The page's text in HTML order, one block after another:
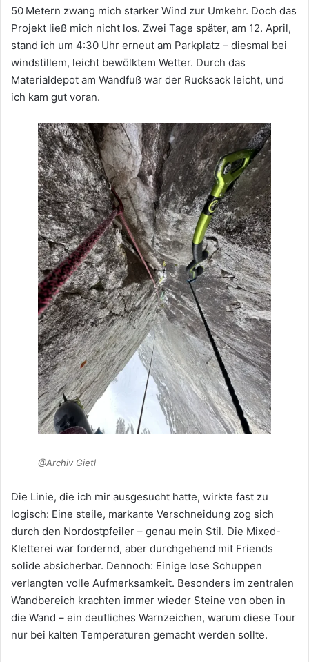
50 Metern zwang mich starker Wind zur Umkehr. Doch das
Projekt ließ mich nicht los. Zwei Tage später, am 12. April,
stand ich um 4:30 Uhr erneut am Parkplatz – diesmal bei
windstillem, leicht bewölktem Wetter. Durch das
Materialdepot am Wandfuß war der Rucksack leicht, und
ich kam gut voran.
@Archiv Gietl
Die Linie, die ich mir ausgesucht hatte, wirkte fast zu
logisch: Eine steile, markante Verschneidung zog sich
durch den Nordostpfeiler – genau mein Stil. Die Mixed-
Kletterei war fordernd, aber durchgehend mit Friends
solide absicherbar. Dennoch: Einige lose Schuppen
verlangten volle Aufmerksamkeit. Besonders im zentralen
Wandbereich krachten immer wieder Steine von oben in
die Wand – ein deutliches Warnzeichen, warum diese Tour
nur bei kalten Temperaturen gemacht werden sollte.